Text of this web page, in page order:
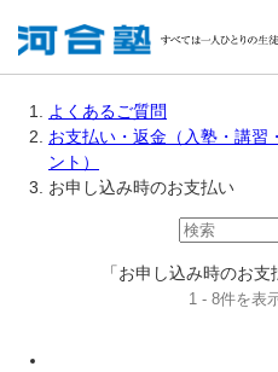
よくあるご質問
お支払い・返金（入塾・講習
ント）
お申し込み時のお支払い
「お申し込み時のお
1 - 8件を表